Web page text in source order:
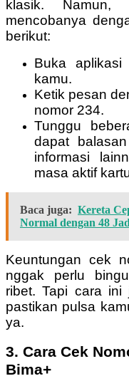
klasik.
mencobanya
berikut:
Buka
kamu.
Ketik pesan
nomor 234.
Tunggu
dapat
informasi
masa aktif
Baca juga: Kereta
Normal dengan 48
Keuntungan cek
nggak perlu
ribet. Tapi cara ini
pastikan pulsa
ya.
3. Cara Cek
Bima+